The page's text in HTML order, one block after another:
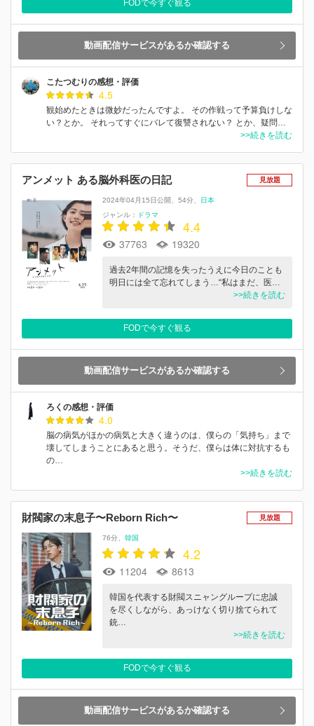
FODで今すぐ観る
動画配信サービスがあるか確認する
こたつむりの感想・評価
4.5
観始めたときは微妙だったんですよ。 その作戦って予算負けしな
い？とか。 それってすぐにバレて復讐されない？ とか、疑問…
>>続きを読む
アンメット ある脳外科医の日記 見放題
2024年04月15日公開 54分
日本
ジャンル：
ドラマ
4.4
37763 19320
過去2年間の記憶を失ったうえに今日のことも
明日には全て忘れてしまう…“私はまだ、医…
>>続きを読む
FODで今すぐ観る
動画配信サービスがあるか確認する
ろくの感想・評価
4.0
脳の病気がほかの病気と大きく違うのは、僕らの「気持ち」まで
壊してしまうことにあると思う。そうだ、僕らは体に対抗するも
の…
>>続きを読む
財閥家の末息子〜Reborn Rich〜 見放題
76分 韓国
4.2
11204 8613
韓国を代表する財閥スニャングループに忠誠
を尽くしながら、あっけなく切り捨てられて
銃…
>>続きを読む
FODで今すぐ観る
動画配信サービスがあるか確認する